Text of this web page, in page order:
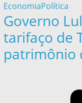
EconomiaPolítica
Governo
tarifaço de
patrimônio